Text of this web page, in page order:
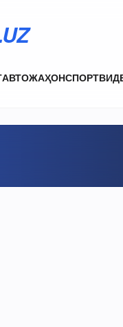
АВТОЖАҲОНСПОРТ